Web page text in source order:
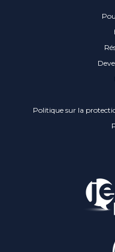
Politique sur la